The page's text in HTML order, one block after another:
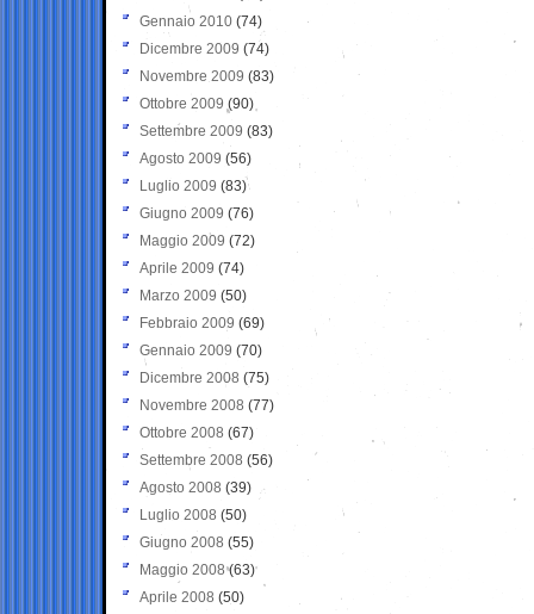
Gennaio 2010 (74)
Dicembre 2009 (74)
Novembre 2009 (83)
Ottobre 2009 (90)
Settembre 2009 (83)
Agosto 2009 (56)
Luglio 2009 (83)
Giugno 2009 (76)
Maggio 2009 (72)
Aprile 2009 (74)
Marzo 2009 (50)
Febbraio 2009 (69)
Gennaio 2009 (70)
Dicembre 2008 (75)
Novembre 2008 (77)
Ottobre 2008 (67)
Settembre 2008 (56)
Agosto 2008 (39)
Luglio 2008 (50)
Giugno 2008 (55)
Maggio 2008(63)
Aprile 2008 (50)